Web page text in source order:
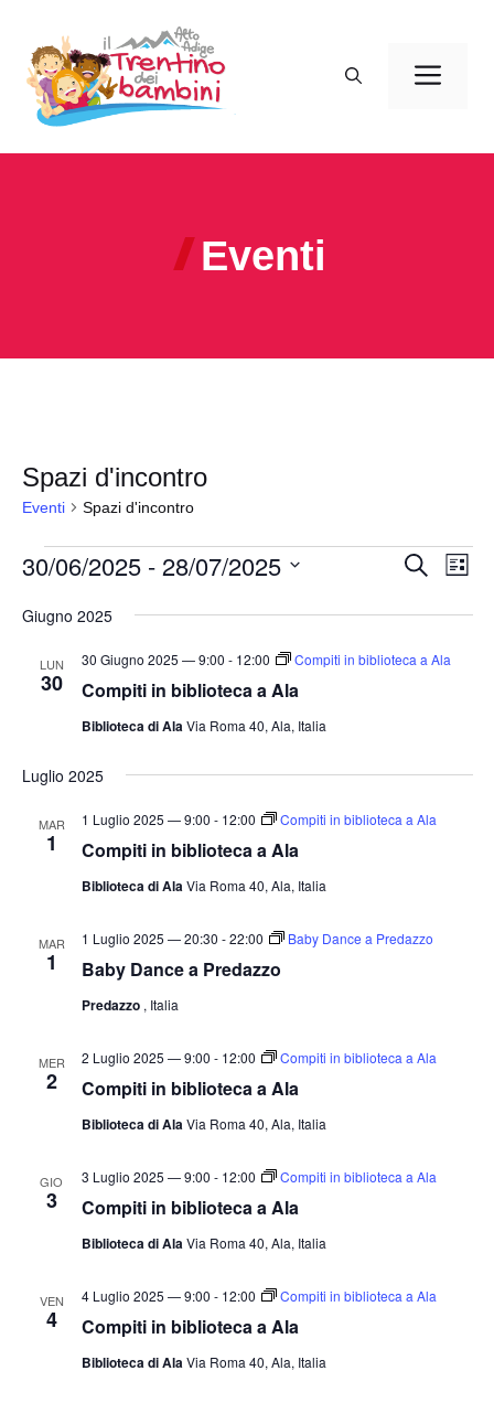
contenuto
Eventi
Spazi d'incontro
Eventi Spazi d'incontro
Eventi
E
e
n
i
a
s
a
a
C
c
E
e
s
L
s
30/06/2025 - 28/07/2025
e
o
Giugno 2025
LUN
30 Compiti in biblioteca a Ala
30 Giugno 2025 — 9:00 - 12:00 Compiti in biblioteca a Ala
Biblioteca di AlaVia Roma 40, Ala, Italia
Luglio 2025
MAR
1 Compiti in biblioteca a Ala
1 Luglio 2025 — 9:00 - 12:00 Compiti in biblioteca a Ala
Biblioteca di AlaVia Roma 40, Ala, Italia
MAR
1 Baby Dance a Predazzo
1 Luglio 2025 — 20:30 -22:00 Baby Dance a Predazzo
Predazzo , Italia
MER
2 Compiti in biblioteca a Ala
2 Luglio 2025 — 9:00 - 12:00 Compiti in biblioteca a Ala
Biblioteca di AlaVia Roma 40, Ala, Italia
GIO
3 Compiti in biblioteca a Ala
3 Luglio 2025 — 9:00 - 12:00 Compiti in biblioteca a Ala
Biblioteca di AlaVia Roma 40, Ala, Italia
VEN
4 Compiti in biblioteca a Ala
4 Luglio 2025 — 9:00 - 12:00 Compiti in biblioteca a Ala
Biblioteca di AlaVia Roma 40, Ala, Italia